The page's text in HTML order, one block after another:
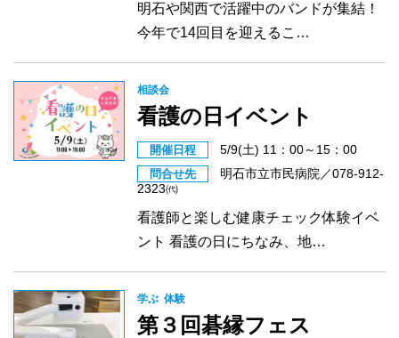
明石や関西で活躍中のバンドが集結！
今年で14回目を迎えるこ…
相談会
看護の日イベント
開催日程 5/9(土) 11：00～15：00
問合せ先
明石市立市民病院／078-912-
2323㈹
看護師と楽しむ健康チェック体験イベ
ント 看護の日にちなみ、地…
学ぶ 体験
第３回碁縁フェス